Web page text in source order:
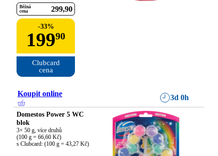
Běžná
cena
299 90
-33%
19990
Clubcard
cena
Koupit online 3d 0h
Domestos Power 5 WC
blok
3× 50 g, více druhů
(100 g = 66,60 Kč)
s Clubcard: (100 g = 43,27 Kč)